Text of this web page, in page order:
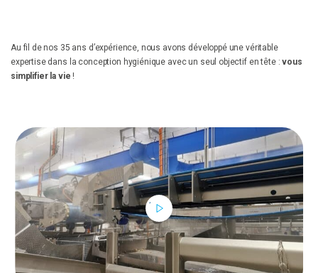
Vous avez un projet d’amélioration de process de production ? Des
besoins d’optimisation de production ?
Au fil de nos 35 ans d’expérience, nous avons développé une véritable
expertise dans la conception hygiénique avec un seul objectif en tête :vous
simplifier la vie !